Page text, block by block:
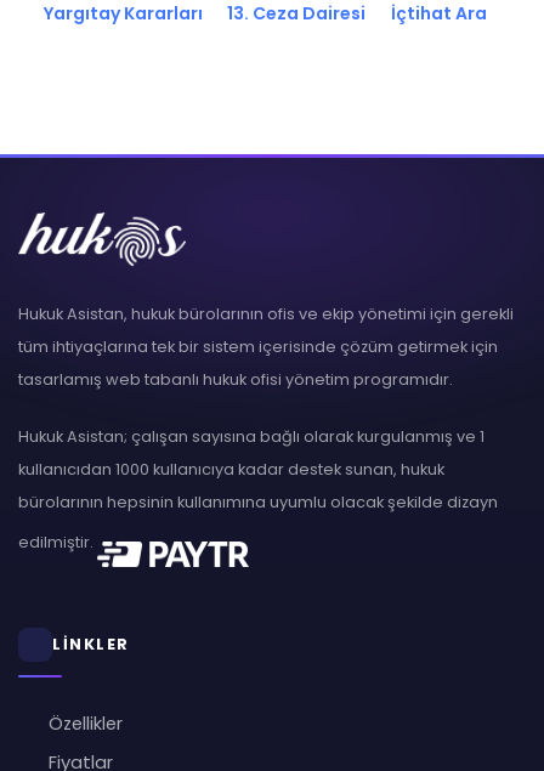
Yargıtay Kararları 13. Ceza Dairesi İçtihat Ara
Hukuk Asistan, hukuk bürolarının ofis ve ekip yönetimi için gerekli
tüm ihtiyaçlarına tek bir sistem içerisinde çözüm getirmek için
tasarlamış web tabanlı hukuk ofisi yönetim programıdır.
Hukuk Asistan; çalışan sayısına bağlı olarak kurgulanmış ve 1
kullanıcıdan 1000 kullanıcıya kadar destek sunan, hukuk
bürolarının hepsinin kullanımına uyumlu olacak şekilde dizayn
edilmiştir.
LİNKLER
Özellikler
Fiyatlar